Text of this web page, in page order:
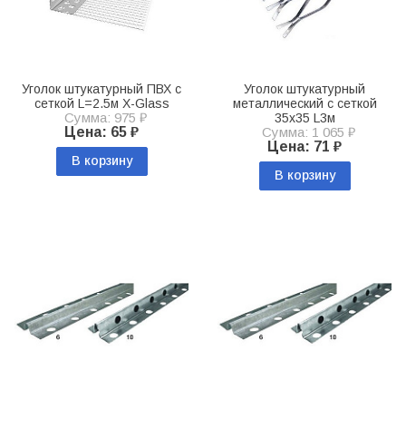
Уголок штукатурный ПВХ с
сеткой L=2.5м X-Glass
Сумма: 975 ₽
Цена: 65 ₽
В корзину
Уголок штукатурный
металлический с сеткой
35х35 L3м
Сумма: 1 065 ₽
Цена: 71 ₽
В корзину